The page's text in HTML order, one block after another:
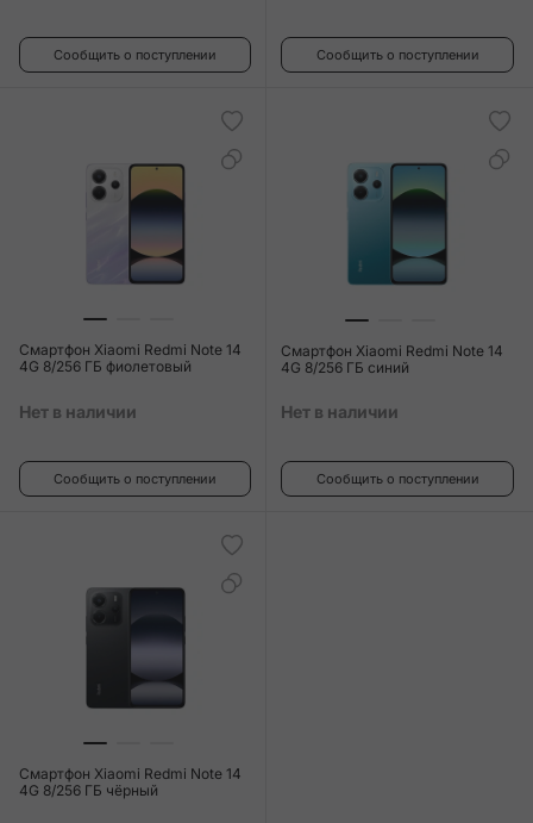
Сообщить о поступлении Сообщить о поступлении
Смартфон Xiaomi Redmi Note 14
4G 8/256 ГБ фиолетовый
Нет в наличии
Сообщить о поступлении
Смартфон Xiaomi Redmi Note 14
4G 8/256 ГБ синий
Нет в наличии
Сообщить о поступлении
Смартфон Xiaomi Redmi Note 14
4G 8/256 ГБ чёрный